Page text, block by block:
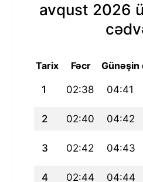
avqust 2026
Tarix Fəcr Günəşin
1 02:38 04:41
2 02:40 04:42
3 02:42 04:43
4 02:44 04:44